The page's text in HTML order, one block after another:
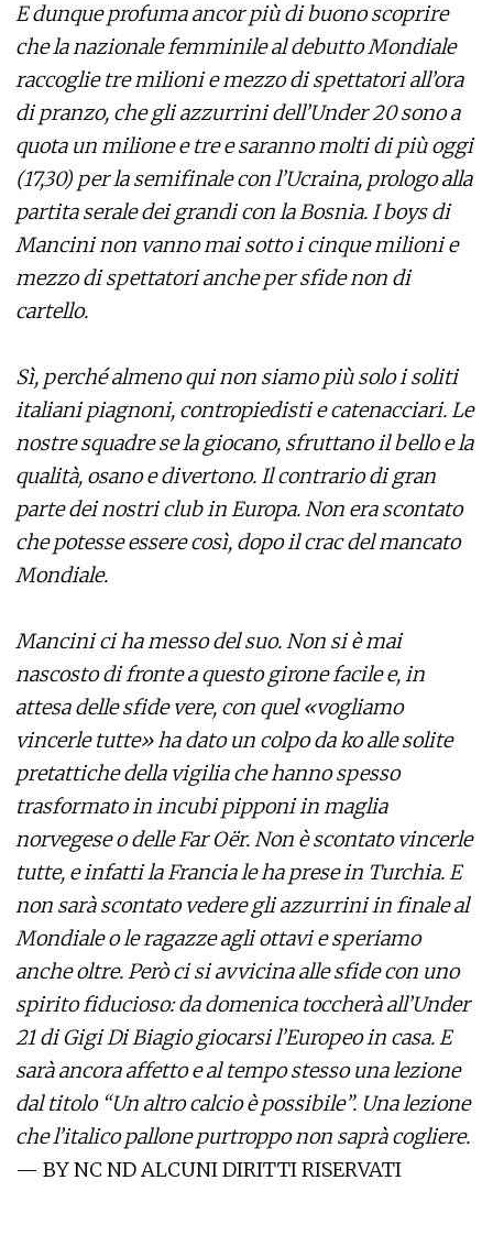
E dunque profuma ancor più di buono scoprire
che la nazionale femminile al debutto Mondiale
raccoglie tre milioni e mezzo di spettatori all’ora
di pranzo, che gli azzurrini dell’Under 20 sono a
quota un milione e tre e saranno molti di più oggi
(17,30) per la semifinale con l’Ucraina, prologo alla
partita serale dei grandi con la Bosnia. I boys di
Mancini non vanno mai sotto i cinque milioni e
mezzo di spettatori anche per sfide non di
cartello.
Sì, perché almeno qui non siamo più solo i soliti
italiani piagnoni, contropiedisti e catenacciari. Le
nostre squadre se la giocano, sfruttano il bello e la
qualità, osano e divertono. Il contrario di gran
parte dei nostri club in Europa. Non era scontato
che potesse essere così, dopo il crac del mancato
Mondiale.
Mancini ci ha messo del suo. Non si è mai
nascosto di fronte a questo girone facile e, in
attesa delle sfide vere, con quel «vogliamo
vincerle tutte» ha dato un colpo da ko alle solite
pretattiche della vigilia che hanno spesso
trasformato in incubi pipponi in maglia
norvegese o delle Far Oër. Non è scontato vincerle
tutte, e infatti la Francia le ha prese in Turchia. E
non sarà scontato vedere gli azzurrini in finale al
Mondiale o le ragazze agli ottavi e speriamo
anche oltre. Però ci si avvicina alle sfide con uno
spirito fiducioso: da domenica toccherà all’Under
21 di Gigi Di Biagio giocarsi l’Europeo in casa. E
sarà ancora affetto e al tempo stesso una lezione
dal titolo “Un altro calcio è possibile”. Una lezione
che l’italico pallone purtroppo non saprà cogliere.
— BY NC ND ALCUNI DIRITTI RISERVATI